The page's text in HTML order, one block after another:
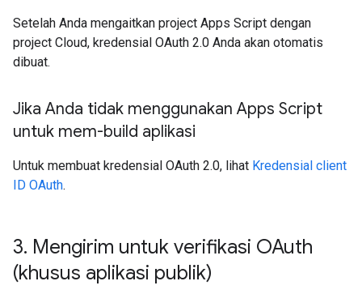
Setelah Anda mengaitkan project Apps Script dengan
project Cloud, kredensial OAuth 2.0 Anda akan otomatis
dibuat.
Jika Anda tidak menggunakan Apps Script
untuk mem-build aplikasi
Untuk membuat kredensial OAuth 2.0, lihat Kredensial client
ID OAuth.
3. Mengirim untuk verifikasi OAuth
(khusus aplikasi publik)